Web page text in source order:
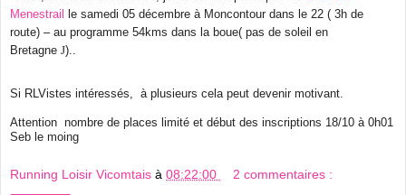
Menestrail le samedi 05 décembre à Moncontour dans le 22 ( 3h de
route) – au programme 54kms dans la boue( pas de soleil en
Bretagne J)..
Si RLVistes intéressés, à plusieurs cela peut devenir motivant.
Attention nombre de places limité et début des inscriptions 18/10 à 0h01
Seb le moing
Running Loisir Vicomtais à 08:22:00 2 commentaires :